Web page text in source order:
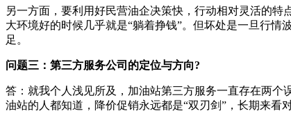
另一方面，要利用好民营油企决策快，行动相对灵活的
大环境好的时候几乎就是“躺着挣钱”。但坏处是一旦行
足。
问题三：第三方服务公司的定位与方向?
答：就我个人浅见所及，加油站第三方服务一直存在两
油站的人都知道，降价促销永远都是“双刃剑”，长期来看